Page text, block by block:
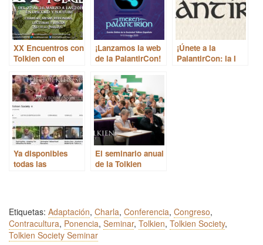
XX Encuentros con
Tolkien con el
dûm
¡Lanzamos la web
de la PalantirCon!
¡Únete a la
PalantirCon: la I
Ya disponibles
todas las
El seminario anual
de la Tolkien
Etiquetas: Adaptación, Charla, Conferencia, Congreso,
Contracultura, Ponencia, Seminar, Tolkien, Tolkien Society,
Tolkien Society Seminar